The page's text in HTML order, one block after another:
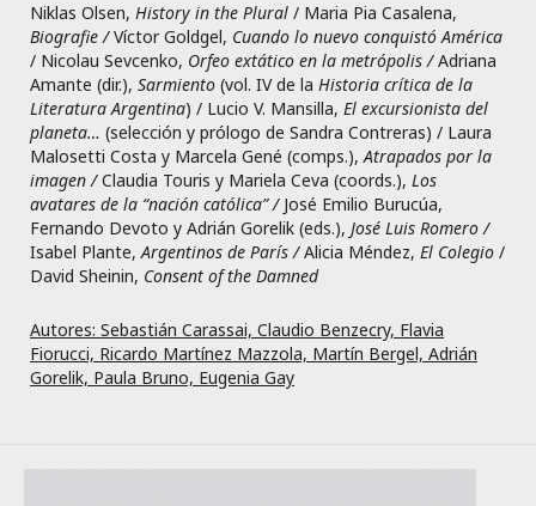
Niklas Olsen, History in the Plural / Maria Pia Casalena,
Biografie/Víctor Goldgel, Cuando lo nuevo conquistó América
/ Nicolau Sevcenko, Orfeo extático en la metrópolis /Adriana
Amante (dir.), Sarmiento (vol. IV de la Historia crítica de la
Literatura Argentina) / Lucio V. Mansilla, El excursionista del
planeta… (selección y prólogo de Sandra Contreras) / Laura
Malosetti Costa y Marcela Gené (comps.),Atrapados por la
imagen /Claudia Touris y Mariela Ceva (coords.), Los
avatares de la “nación católica” / José Emilio Burucúa,
Fernando Devoto y Adrián Gorelik (eds.), José Luis Romero /
Isabel Plante,Argentinos de París /Alicia Méndez, El Colegio /
David Sheinin, Consent of the Damned
Autores: Sebastián Carassai, Claudio Benzecry, Flavia
Fiorucci, Ricardo Martínez Mazzola, Martín Bergel, Adrián
Gorelik, Paula Bruno, Eugenia Gay